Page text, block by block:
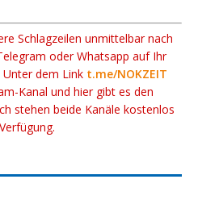
Schlagzeilen unmittelbar nach
oder Whatsapp auf Ihr
dem Link t.me/NOKZEIT
Kanal und hier gibt es den
stehen beide Kanäle kostenlos